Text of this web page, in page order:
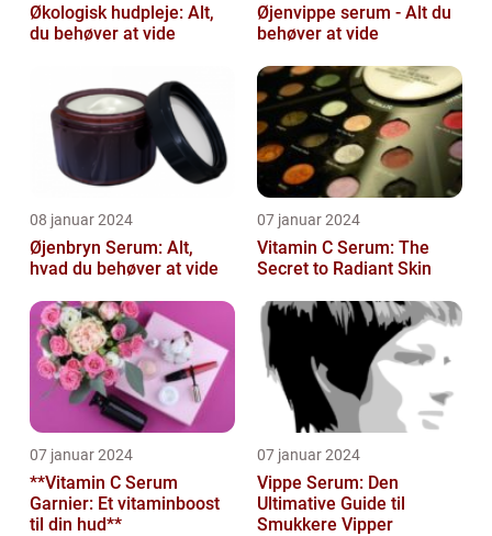
Økologisk hudpleje: Alt,
du behøver at vide
Øjenvippe serum - Alt du
behøver at vide
08 januar 2024
Øjenbryn Serum: Alt,
hvad du behøver at vide
07 januar 2024
Vitamin C Serum: The
Secret to Radiant Skin
07 januar 2024
**Vitamin C Serum
Garnier: Et vitaminboost
til din hud**
07 januar 2024
Vippe Serum: Den
Ultimative Guide til
Smukkere Vipper